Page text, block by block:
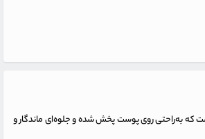
که به‌راحتی روی پوست پخش شده و جلوه‌ای ماندگار و